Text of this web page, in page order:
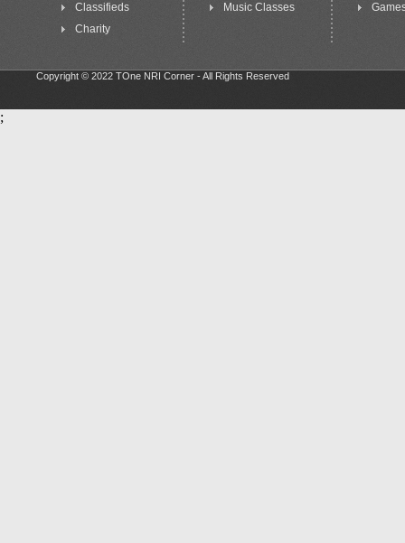
Classifieds
Charity
Music Classes
Copyright © 2022 TOne NRI Corner - All Rights Reserved
;